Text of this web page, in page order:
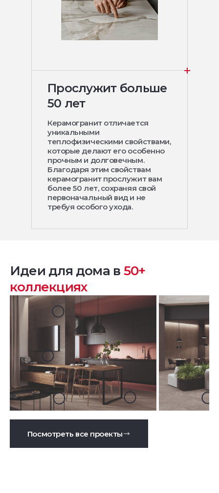
Прослужит больше
50 лет
Керамогранит отличается
уникальными
теплофизическими свойствами,
которые делают его особенно
прочным и долговечным.
Благодаря этим свойствам
керамогранит прослужит вам
более 50 лет, сохраняя свой
первоначальный вид и не
требуя особого ухода.
Идеи для дома в 50+
коллекциях
Посмотреть все проекты